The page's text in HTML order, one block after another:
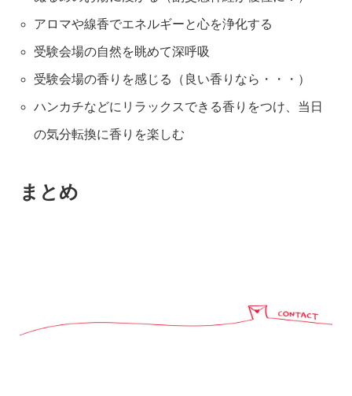
アロマや線香でエネルギーと心を浄化する
受験会場の自然を眺めて深呼吸
受験会場の香りを感じる（良い香りなら・・・）
ハンカチなどにリラックスできる香りをつけ、当日
の気分転換に香りを楽しむ
まとめ